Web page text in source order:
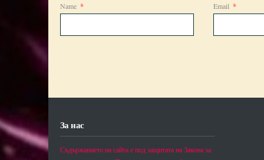
Name * Email *
За нас
Съдържанието на сайта е под защитата на Закона за